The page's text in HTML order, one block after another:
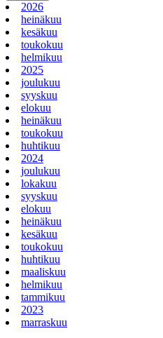
2026
heinäkuu
kesäkuu
toukokuu
helmikuu
2025
joulukuu
syyskuu
elokuu
heinäkuu
toukokuu
huhtikuu
2024
joulukuu
lokakuu
syyskuu
elokuu
heinäkuu
kesäkuu
toukokuu
huhtikuu
maaliskuu
helmikuu
tammikuu
2023
marraskuu